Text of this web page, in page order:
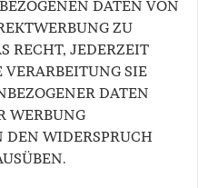
DATEN VON
ZU
RECHT, JEDERZEIT
VERARBEITUNG SIE
DATEN
WERBUNG
DEN WIDERSPRUCH